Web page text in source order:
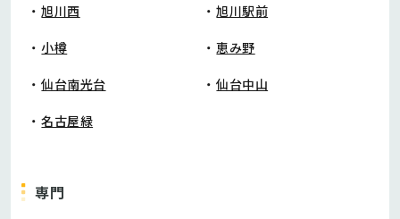
旭川西 旭川駅前
小樽 恵み野
仙台南光台 仙台中山
名古屋緑
専門